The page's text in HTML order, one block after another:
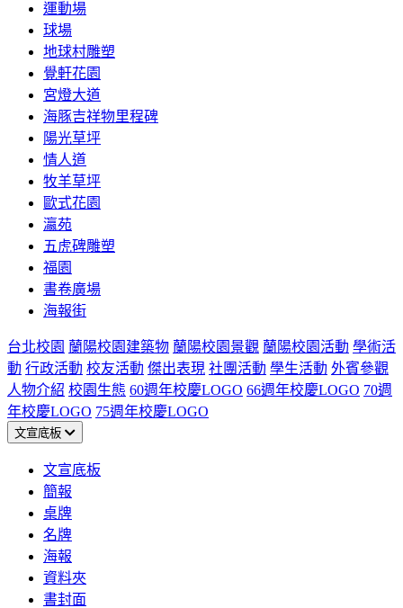
運動場
球場
地球村雕塑
覺軒花園
宮燈大道
海豚吉祥物里程碑
陽光草坪
情人道
牧羊草坪
歐式花園
瀛苑
五虎碑雕塑
福園
書卷廣場
海報街
台北校園 蘭陽校園建築物 蘭陽校園景觀 蘭陽校園活動 學術活
動 行政活動 校友活動 傑出表現 社團活動 學生活動 外賓參觀
人物介紹 校園生態 60週年校慶LOGO 66週年校慶LOGO 70週
年校慶LOGO 75週年校慶LOGO
文宣底板
文宣底板
簡報
桌牌
名牌
海報
資料夾
書封面